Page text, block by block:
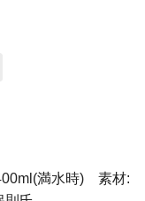
満水時) 素材: